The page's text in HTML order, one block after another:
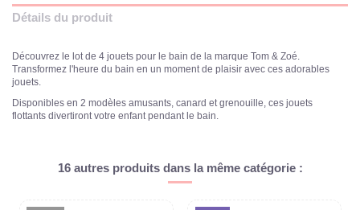
Détails du produit
Découvrez le lot de 4 jouets pour le bain de la marque Tom & Zoé.
Transformez l'heure du bain en un moment de plaisir avec ces adorables
jouets.
Disponibles en 2 modèles amusants, canard et grenouille, ces jouets
flottants divertiront votre enfant pendant le bain.
16 autres produits dans la même catégorie :